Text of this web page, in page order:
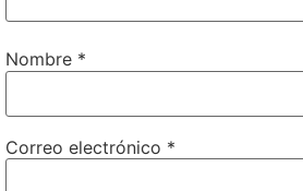
Nombre *
Correo electrónico *